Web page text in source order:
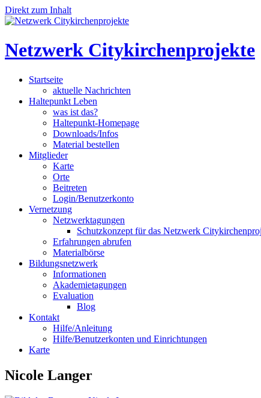
Direkt zum Inhalt
Netzwerk Citykirchenprojekte
Startseite
aktuelle Nachrichten
Haltepunkt Leben
was ist das?
Haltepunkt-Homepage
Downloads/Infos
Material bestellen
Mitglieder
Karte
Orte
Beitreten
Login/Benutzerkonto
Vernetzung
Netzwerktagungen
Schutzkonzept für das Netzwerk
Erfahrungen abrufen
Materialbörse
Bildungsnetzwerk
Informationen
Akademietagungen
Evaluation
Blog
Kontakt
Hilfe/Anleitung
Hilfe/Benutzerkonten und Einrichtungen
Karte
Nicole Langer